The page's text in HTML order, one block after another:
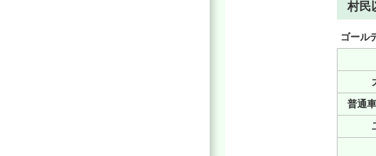
村民
ゴール
普通